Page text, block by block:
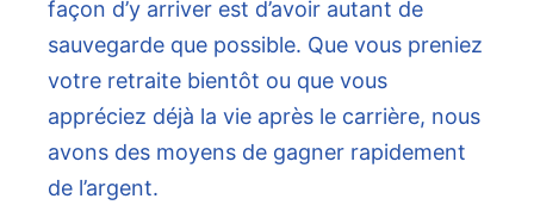
façon d’y arriver est d’avoir autant de
sauvegarde que possible. Que vous preniez
votre retraite bientôt ou que vous
appréciez déjà la vie après le carrière, nous
avons des moyens de gagner rapidement
de l’argent.